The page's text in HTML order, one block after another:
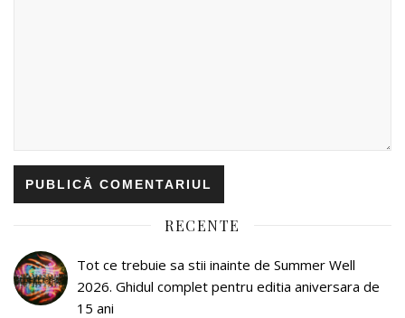
RECENTE
Tot ce trebuie sa stii inainte de Summer Well
2026. Ghidul complet pentru editia aniversara de
15 ani